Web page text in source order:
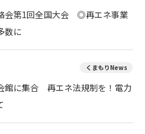
会第1回全国大会 ◎再エネ事業
数に
くまもりNews
館に集合 再エネ法規制を！電力